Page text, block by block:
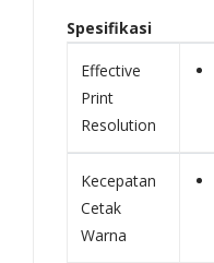
Spesifikasi
Effective
Print
Resolution
Kecepatan
Cetak
Warna